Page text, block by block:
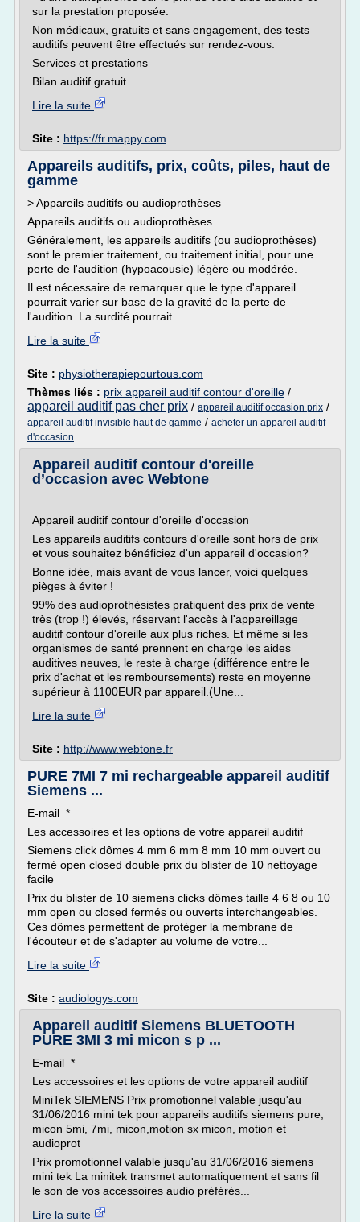
sur la prestation proposée.
Non médicaux, gratuits et sans engagement, des tests
auditifs peuvent être effectués sur rendez-vous.
Services et prestations
Bilan auditif gratuit...
Lire la suite
Site : https://fr.mappy.com
Appareils auditifs, prix, coûts, piles, haut de
gamme
> Appareils auditifs ou audioprothèses
Appareils auditifs ou audioprothèses
Généralement, les appareils auditifs (ou audioprothèses)
sont le premier traitement, ou traitement initial, pour une
perte de l'audition (hypoacousie) légère ou modérée.
Il est nécessaire de remarquer que le type d'appareil
pourrait varier sur base de la gravité de la perte de
l'audition. La surdité pourrait...
Lire la suite
Site : physiotherapiepourtous.com
Thèmes liés : prix appareil auditif contour d'oreille /
appareil auditif pas cher prix / appareil auditif occasion prix /
appareil auditif invisible haut de gamme / acheter un appareil auditif
d'occasion
Appareil auditif contour d'oreille
d’occasion avec Webtone
Appareil auditif contour d'oreille d'occasion
Les appareils auditifs contours d'oreille sont hors de prix
et vous souhaitez bénéficiez d'un appareil d'occasion?
Bonne idée, mais avant de vous lancer, voici quelques
pièges à éviter !
99% des audioprothésistes pratiquent des prix de vente
très (trop !) élevés, réservant l'accès à l'appareillage
auditif contour d'oreille aux plus riches. Et même si les
organismes de santé prennent en charge les aides
auditives neuves, le reste à charge (différence entre le
prix d'achat et les remboursements) reste en moyenne
supérieur à 1100EUR par appareil.(Une...
Lire la suite
Site : http://www.webtone.fr
PURE 7MI 7 mi rechargeable appareil auditif
Siemens ...
E-mail *
Les accessoires et les options de votre appareil auditif
Siemens click dômes 4 mm 6 mm 8 mm 10 mm ouvert ou
fermé open closed double prix du blister de 10 nettoyage
facile
Prix du blister de 10 siemens clicks dômes taille 4 6 8 ou 10
mm open ou closed fermés ou ouverts interchangeables.
Ces dômes permettent de protéger la membrane de
l'écouteur et de s'adapter au volume de votre...
Lire la suite
Site : audiologys.com
Appareil auditif Siemens BLUETOOTH
PURE 3MI 3 mi micon s p ...
E-mail *
Les accessoires et les options de votre appareil auditif
MiniTek SIEMENS Prix promotionnel valable jusqu'au
31/06/2016 mini tek pour appareils auditifs siemens pure,
micon 5mi, 7mi, micon,motion sx micon, motion et
audioprot
Prix promotionnel valable jusqu'au 31/06/2016 siemens
mini tek La minitek transmet automatiquement et sans fil
le son de vos accessoires audio préférés...
Lire la suite